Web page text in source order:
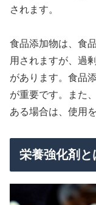
されます。
食品添加物は、食
用されますが、過
があります。食品
が重要です。また
ある場合は、使用
栄養強化剤と